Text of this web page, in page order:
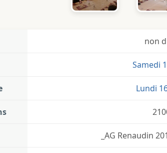
non
Samedi
Lundi
_AG Renaudin